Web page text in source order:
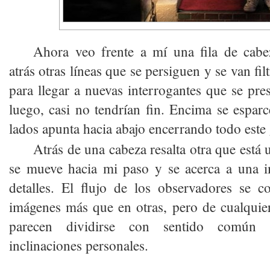
Ahora veo frente a mí una fila de
atrás otras líneas que se persiguen y se van
para llegar a nuevas interrogantes que se
luego, casi no tendrían fin. Encima se
lados apunta hacia abajo encerrando todo
Atrás de una cabeza resalta otra que está
se mueve hacia mi paso y se acerca a una
detalles. El flujo de los observadores se
imágenes más que en otras, pero de
parecen dividirse con sentido común
inclinaciones personales.